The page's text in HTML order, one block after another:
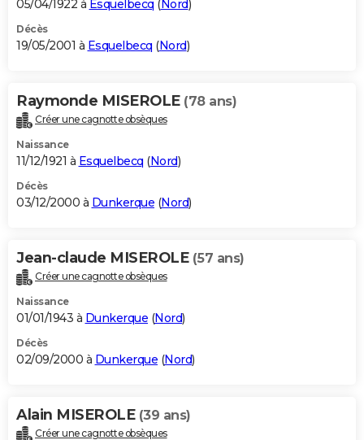
05/04/1922 à Esquelbecq ( Nord)
Décès
19/05/2001 à Esquelbecq (Nord)
Raymonde MISEROLE (78 ans)
Créer une cagnotte obsèques
Naissance
11/12/1921 à Esquelbecq (Nord)
Décès
03/12/2000 à Dunkerque (Nord)
Jean-claude MISEROLE (57 ans)
Créer une cagnotte obsèques
Naissance
01/01/1943 à Dunkerque (Nord)
Décès
02/09/2000 à Dunkerque (Nord)
Alain MISEROLE (39 ans)
Créer une cagnotte obsèques